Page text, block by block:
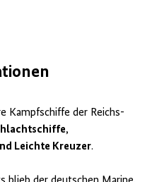
Kampfschiffe der Reichs-
,
Leichte Kreuzer.